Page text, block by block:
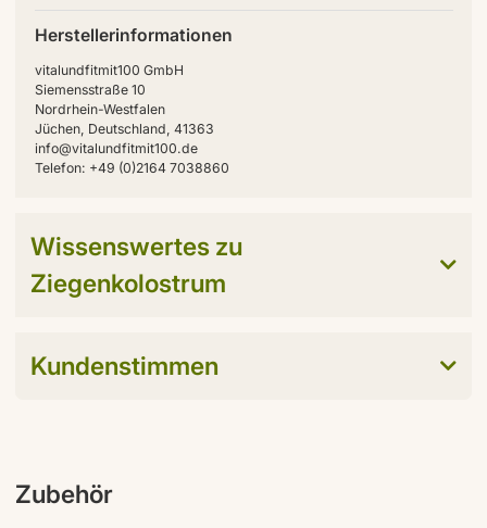
Herstellerinformationen
vitalundfitmit100 GmbH
Siemensstraße 10
Nordrhein-Westfalen
Jüchen, Deutschland, 41363
info@vitalundfitmit100.de
Telefon: +49 (0)2164 7038860
Wissenswertes zu
Ziegenkolostrum
Kundenstimmen
Zubehör